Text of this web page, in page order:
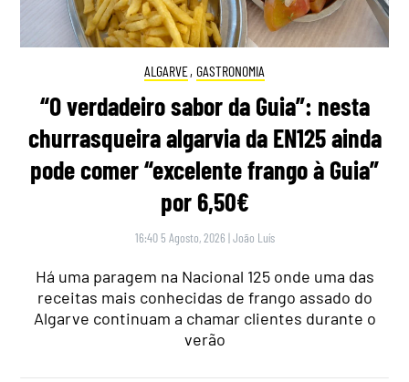
ALGARVE, GASTRONOMIA
“O verdadeiro sabor da Guia”: nesta
churrasqueira algarvia da EN125 ainda
pode comer “excelente frango à Guia”
por 6,50€
16:40 5 Agosto, 2026 |João Luís
Há uma paragem na Nacional 125 onde uma das
receitas mais conhecidas de frango assado do
Algarve continuam a chamar clientes durante o
verão